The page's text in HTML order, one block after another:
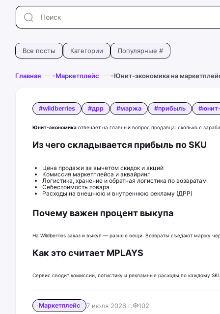
Все посты Категории Популярные #
Главная Маркетплейс Юнит-экономика на
#wildberries #дрр #маржа #прибыль
Юнит-экономика отвечает на главный вопрос продавца: сколько я
Из чего складывается прибыль по SKU
Цена продажи за вычетом скидок и акций
Комиссия маркетплейса и эквайринг
Логистика, хранение и обратная логистика по возвратам
Себестоимость товара
Расходы на внешнюю и внутреннюю рекламу (ДРР)
Почему важен процент выкупа
На Wildberries заказ и выкуп — разные вещи. Возвраты съедают маржу
Как это считает MPLAYS
Сервис сводит комиссии, логистику и рекламные расходы по каждому
Маркетплейс 7 июля 2026 г. 102